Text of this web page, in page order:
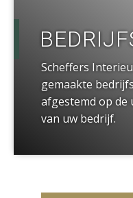
Scheffers
gemaakte
afgestemd op
van uw bedrijf.